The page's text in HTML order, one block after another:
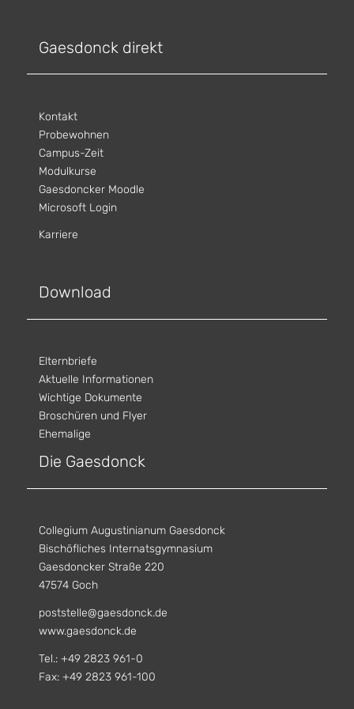
Gaesdonck direkt
Kontakt
Probewohnen
Campus-Zeit
Modulkurse
Gaesdoncker Moodle
Microsoft Login
Karriere
Download
Elternbriefe
Aktuelle Informationen
Wichtige Dokumente
Broschüren und Flyer
Ehemalige
Die Gaesdonck
Collegium Augustinianum Gaesdonck
Bischöfliches Internatsgymnasium
Gaesdoncker Straße 220
47574 Goch
poststelle@gaesdonck.de
www.gaesdonck.de
Tel.: +49 2823 961-0
Fax: +49 2823 961-100